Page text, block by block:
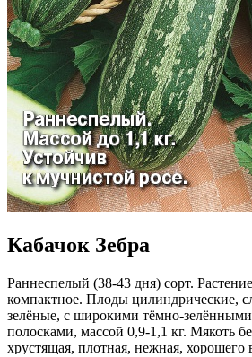
Кабачок Зебра
Раннеспелый (38-43 дня) сорт.
компактное. Плоды цилиндрические,
зелёные, с широкими тёмно-
полосками, массой 0,9-1,1 кг. Мякоть
хрустящая, плотная, нежная, хорошего